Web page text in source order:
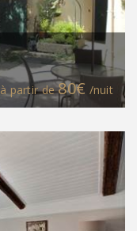
à partir de80€ /nuit